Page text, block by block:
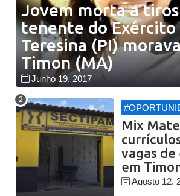
Jovem morta a
tenente do Exército
Teresina (PI)
Timon (MA)
Junho 19, 2017
Mix
vagas
em
Agosto 12,